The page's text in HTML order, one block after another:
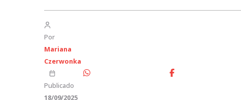
Por
Mariana
Czerwonka
Publicado
18/09/2025